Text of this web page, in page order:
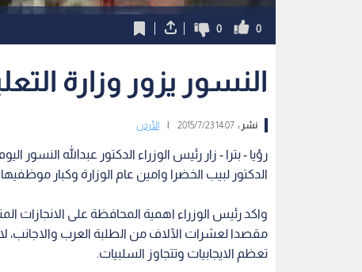
0
0
النسور يزور وزارة
نشر :14:07 2015/7/23 الأردن
رؤيا - بترا - زار رئيس الوزراء الدكتور عبدالله النسور
الدكتور لبيب الخضرا وامين عام الوزارة وكبار موظفيها.
واكد رئيس الوزراء اهمية المحافظة على الانجازات
مقصدا لعشرات الآلاف من الطلبة العرب والاجانب،
تعظم الايجابيات وتتجاوز السلبيات.